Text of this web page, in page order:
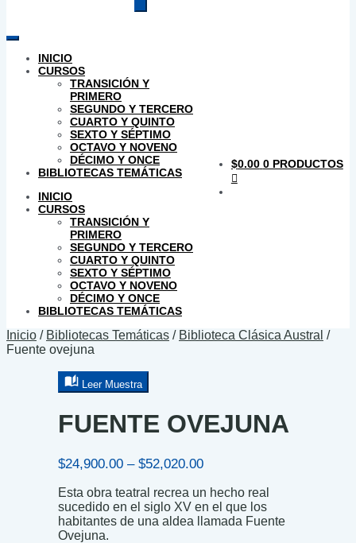
productos
INICIO
CURSOS
TRANSICIÓN Y
PRIMERO
SEGUNDO Y TERCERO
CUARTO Y QUINTO
SEXTO Y SÉPTIMO
OCTAVO Y NOVENO
DÉCIMO Y ONCE
BIBLIOTECAS TEMÁTICAS
INICIO
CURSOS
TRANSICIÓN Y
PRIMERO
SEGUNDO Y TERCERO
CUARTO Y QUINTO
SEXTO Y SÉPTIMO
OCTAVO Y NOVENO
DÉCIMO Y ONCE
BIBLIOTECAS TEMÁTICAS
$0.00 0 PRODUCTOS
Inicio / Bibliotecas Temáticas / Biblioteca Clásica Austral /
Fuente ovejuna
Leer Muestra
FUENTE OVEJUNA
$24,900.00 – $52,020.00Price
$24,900.00
through
$52,020.00
Esta obra teatral recrea un hecho real
sucedido en el siglo XV en el que los
habitantes de una aldea llamada Fuente
Ovejuna.